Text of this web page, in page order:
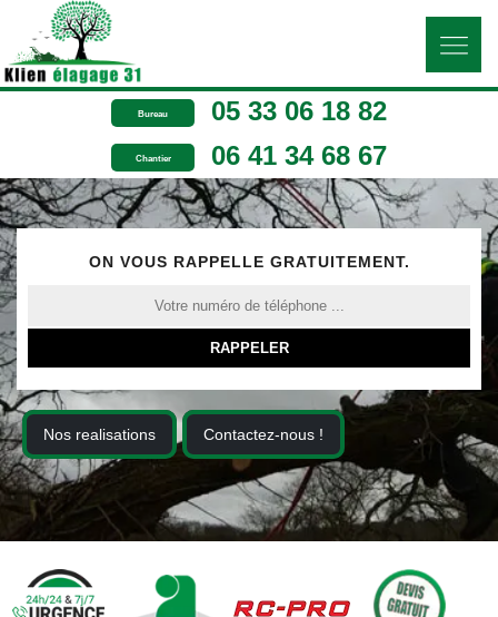
Bureau 05 33 06 18 82
Chantier 06 41 34 68 67
ON VOUS RAPPELLE GRATUITEMENT.
Nos realisations Contactez-nous !